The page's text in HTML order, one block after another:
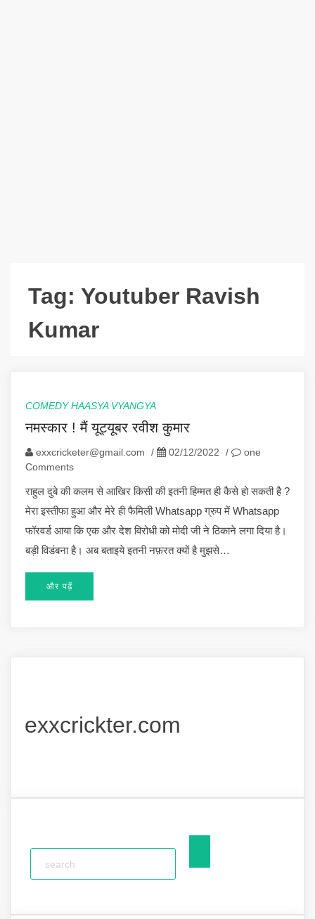
Tag: Youtuber Ravish
Kumar
COMEDY HAASYA VYANGYA
नमस्कार ! मैं यूट्यूबर रवीश कुमार
exxcricketer@gmail.com / 02/12/2022 /
one
Comments
राहुल दुबे की कलम से आखिर किसी की इतनी हिम्मत ही कैसे हो सकती है ?
मेरा इस्तीफा हुआ और मेरे ही फैमिली Whatsapp ग्रुप में Whatsapp
फॉरवर्ड आया कि एक और देश विरोधी को मोदी जी ने ठिकाने लगा दिया है।
बड़ी विडंबना है। अब बताइये इतनी नफ़रत क्यों है मुझसे…
और पढ़ें
exxcrickter.com